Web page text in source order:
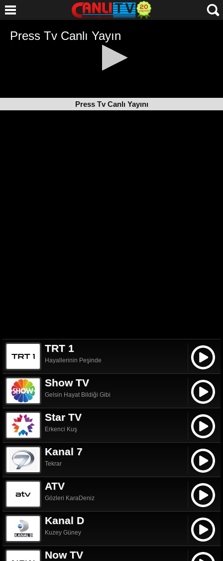
Press Tv Canlı Yayını
TRT 1
Hayallerinin Peşinde
Show TV
Gelsin Hayat Bildiği Gibi
Star TV
Erkenci Kuş
Kanal 7
Tekrar
ATV
Gözleri KaraDeniz
Kanal D
Kuzey Güney
Now TV